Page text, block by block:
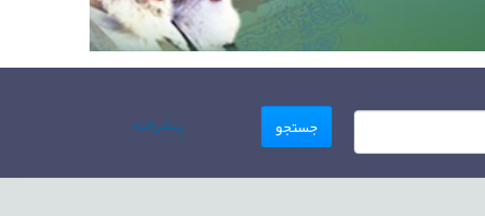
جستجو پیشرفته